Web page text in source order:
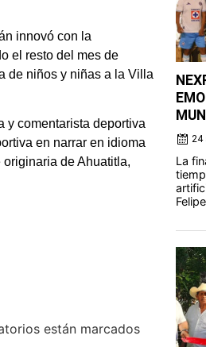
innovó con la
el resto del mes de
de niños y niñas a la Villa
y comentarista deportiva
en narrar en idioma
de Ahuatitla,
están marcados
24
La